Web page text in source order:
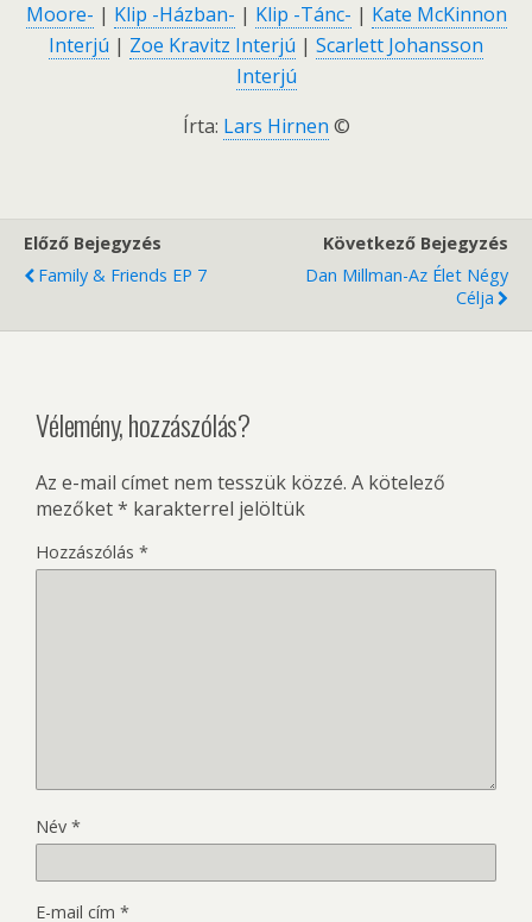
Moore- | Klip -Házban- | Klip -Tánc- | Kate McKinnon
Interjú | Zoe Kravitz Interjú | Scarlett Johansson
Interjú
Írta: Lars Hirnen ©
Előző Bejegyzés
Family & Friends EP 7
Következő Bejegyzés
Dan Millman-Az Élet Négy
Célja
Vélemény, hozzászólás?
Az e-mail címet nem tesszük közzé. A kötelező
mezőket* karakterrel jelöltük
Hozzászólás *
Név *
E-mail cím *